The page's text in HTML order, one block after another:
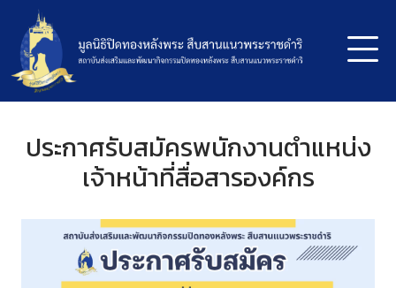
ประกาศรับสมัครพนักงานตำแหน่ง
เจ้าหน้าที่สื่อสารองค์กร